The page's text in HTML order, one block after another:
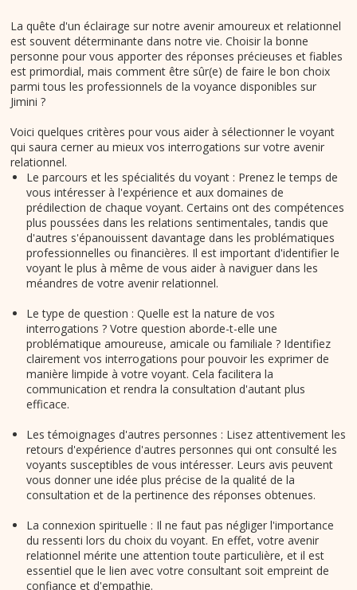
La quête d'un éclairage sur notre avenir amoureux et relationnel
est souvent déterminante dans notre vie. Choisir la bonne
personne pour vous apporter des réponses précieuses et fiables
est primordial, mais comment être sûr(e) de faire le bon choix
parmi tous les professionnels de la voyance disponibles sur
Jimini ?
Voici quelques critères pour vous aider à sélectionner le voyant
qui saura cerner au mieux vos interrogations sur votre avenir
relationnel.
Le parcours et les spécialités du voyant : Prenez le temps de
vous intéresser à l'expérience et aux domaines de
prédilection de chaque voyant. Certains ont des compétences
plus poussées dans les relations sentimentales, tandis que
d'autres s'épanouissent davantage dans les problématiques
professionnelles ou financières. Il est important d'identifier le
voyant le plus à même de vous aider à naviguer dans les
méandres de votre avenir relationnel.
Le type de question : Quelle est la nature de vos
interrogations ? Votre question aborde-t-elle une
problématique amoureuse, amicale ou familiale ? Identifiez
clairement vos interrogations pour pouvoir les exprimer de
manière limpide à votre voyant. Cela facilitera la
communication et rendra la consultation d'autant plus
efficace.
Les témoignages d'autres personnes : Lisez attentivement les
retours d'expérience d'autres personnes qui ont consulté les
voyants susceptibles de vous intéresser. Leurs avis peuvent
vous donner une idée plus précise de la qualité de la
consultation et de la pertinence des réponses obtenues.
La connexion spirituelle : Il ne faut pas négliger l'importance
du ressenti lors du choix du voyant. En effet, votre avenir
relationnel mérite une attention toute particulière, et il est
essentiel que le lien avec votre consultant soit empreint de
confiance et d'empathie.